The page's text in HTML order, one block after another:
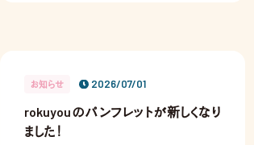
お知らせ 2026/07/01
rokuyouのパンフレットが新しくなり
ました！